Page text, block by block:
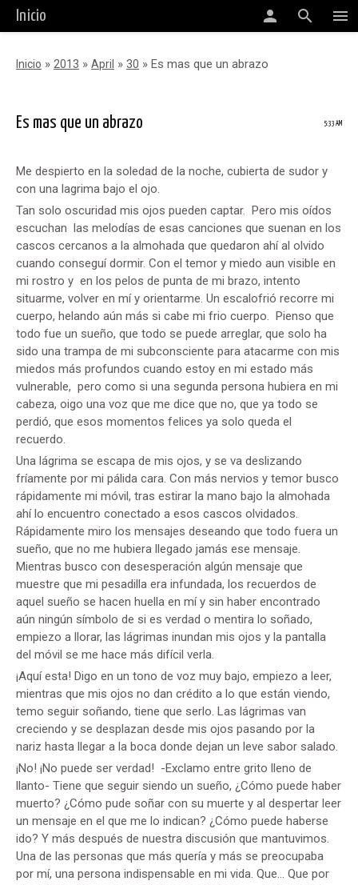
menu
search
person
Inicio
Inicio » 2013 » April » 30 » Es mas que un abrazo
5:33 AM
Es mas que un abrazo
Me despierto en la soledad de la noche, cubierta de sudor y
con una lagrima bajo el ojo.
Tan solo oscuridad mis ojos pueden captar. Pero mis oídos
escuchan las melodías de esas canciones que suenan en los
cascos cercanos a la almohada que quedaron ahí al olvido
cuando conseguí dormir. Con el temor y miedo aun visible en
mi rostro y en los pelos de punta de mi brazo, intento
situarme, volver en mí y orientarme. Un escalofrió recorre mi
cuerpo, helando aún más si cabe mi frio cuerpo. Pienso que
todo fue un sueño, que todo se puede arreglar, que solo ha
sido una trampa de mi subconsciente para atacarme con mis
miedos más profundos cuando estoy en mi estado más
vulnerable, pero como si una segunda persona hubiera en mi
cabeza, oigo una voz que me dice que no, que ya todo se
perdió, que esos momentos felices ya solo queda el
recuerdo.
Una lágrima se escapa de mis ojos, y se va deslizando
fríamente por mi pálida cara. Con más nervios y temor busco
rápidamente mi móvil, tras estirar la mano bajo la almohada
ahí lo encuentro conectado a esos cascos olvidados.
Rápidamente miro los mensajes deseando que todo fuera un
sueño, que no me hubiera llegado jamás ese mensaje.
Mientras busco con desesperación algún mensaje que
muestre que mi pesadilla era infundada, los recuerdos de
aquel sueño se hacen huella en mí y sin haber encontrado
aún ningún símbolo de si es verdad o mentira lo soñado,
empiezo a llorar, las lágrimas inundan mis ojos y la pantalla
del móvil se me hace más difícil verla.
¡Aquí esta! Digo en un tono de voz muy bajo, empiezo a leer,
mientras que mis ojos no dan crédito a lo que están viendo,
temo seguir soñando, tiene que serlo. Las lágrimas van
creciendo y se desplazan desde mis ojos pasando por la
nariz hasta llegar a la boca donde dejan un leve sabor salado.
¡No! ¡No puede ser verdad! -Exclamo entre grito lleno de
llanto- Tiene que seguir siendo un sueño, ¿Cómo puede haber
muerto? ¿Cómo pude soñar con su muerte y al despertar leer
un mensaje en el que me lo indican? ¿Cómo puede haberse
ido? Y más después de nuestra discusión que mantuvimos.
Una de las personas que más quería y más se preocupaba
por mí, una persona indispensable en mi vida. Que… Que por